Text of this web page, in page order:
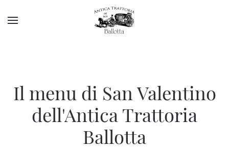
Il menu di San Valentino
dell'Antica Trattoria
Ballotta